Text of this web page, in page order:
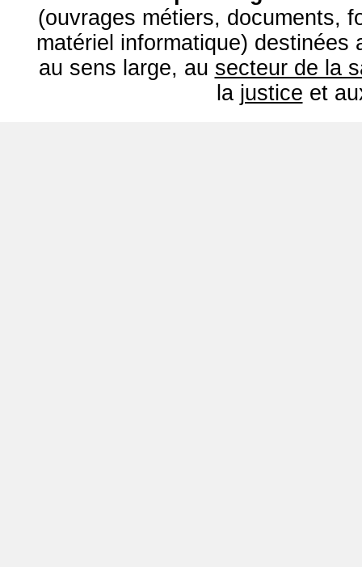
(ouvrages métiers, documents,
matériel informatique) destinées
au sens large, au secteur de la
la justice et